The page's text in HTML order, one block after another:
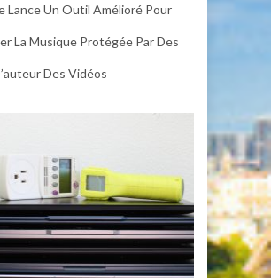
être considérés comme
essentiels. Un thermostat
de...
Voir
Lance Un Outil Amélioré Pour
La Musique Protégée Par Des
Des Vidéos